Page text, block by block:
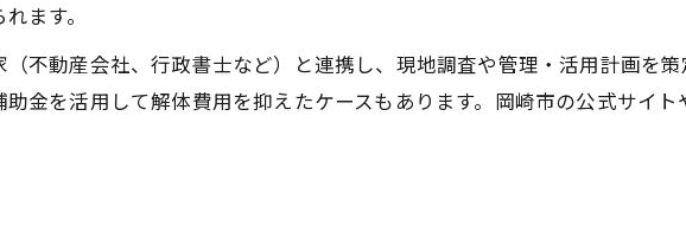
ます。
不動産会社、行政書士など）と連携し、現地調査や管理・活用計画を
金を活用して解体費用を抑えたケースもあります。岡崎市の公式サイ